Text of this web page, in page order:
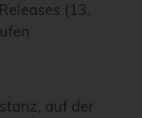
(13.
auf der